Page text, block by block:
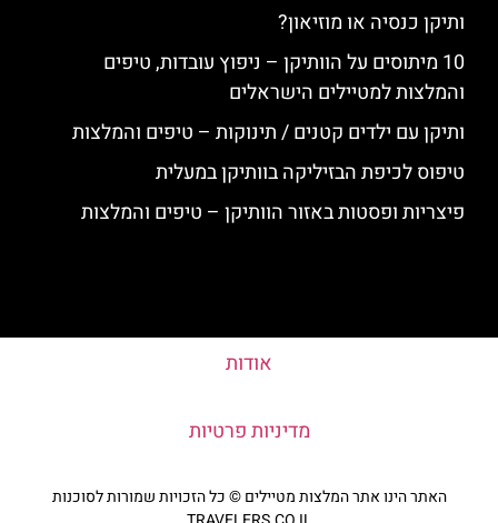
ותיקן כנסיה או מוזיאון?
10 מיתוסים על הוותיקן – ניפוץ עובדות, טיפים
והמלצות למטיילים הישראלים
ותיקן עם ילדים קטנים / תינוקות – טיפים והמלצות
טיפוס לכיפת הבזיליקה בוותיקן במעלית
פיצריות ופסטות באזור הוותיקן – טיפים והמלצות
אודות
מדיניות פרטיות
האתר הינו אתר המלצות מטיילים © כל הזכויות שמורות לסוכנות